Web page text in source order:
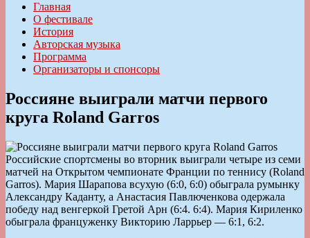
Главная
О фестивале
История
Авторская музыка
Программа
Организаторы и спонсоры
Россияне выиграли матчи первого
круга Roland Garros
Российские спортсмены во вторник выиграли четыре из семи
матчей на Открытом чемпионате Франции по теннису (Roland
Garros). Мария Шарапова всухую (6:0, 6:0) обыграла румынку
Александру Каданту, а Анастасия Павлюченкова одержала
победу над венгеркой Гретой Арн (6:4. 6:4). Мария Кириленко
обыграла француженку Викторию Ларрьер — 6:1, 6:2.